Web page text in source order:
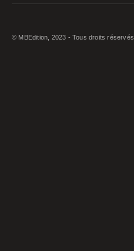
© MBEdition, 2023 - Tous droits réservés